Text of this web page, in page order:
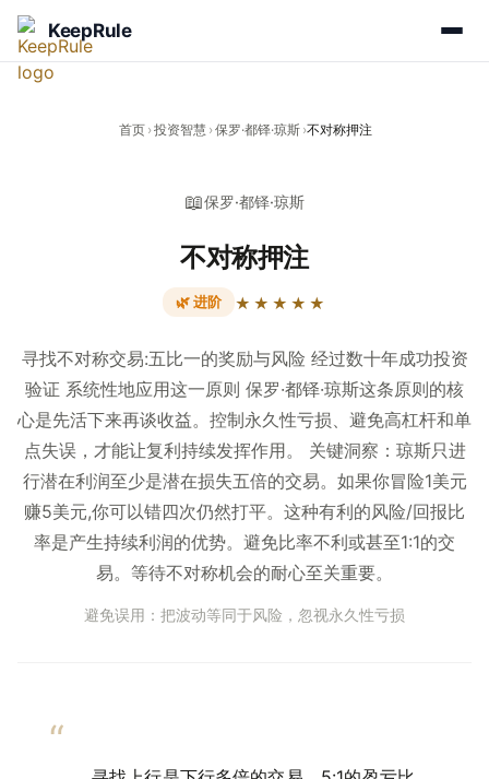
KeepRule
首页 ›投资智慧 ›保罗·都铎·琼斯 ›不对称押注
📖保罗·都铎·琼斯
不对称押注
🌿 进阶 ★★★★★
寻找不对称交易:五比一的奖励与风险 经过数十年成功投资
验证 系统性地应用这一原则 保罗·都铎·琼斯这条原则的核
心是先活下来再谈收益。控制永久性亏损、避免高杠杆和单
点失误，才能让复利持续发挥作用。 关键洞察：琼斯只进
行潜在利润至少是潜在损失五倍的交易。如果你冒险1美元
赚5美元,你可以错四次仍然打平。这种有利的风险/回报比
率是产生持续利润的优势。避免比率不利或甚至1:1的交
易。等待不对称机会的耐心至关重要。
避免误用：把波动等同于风险，忽视永久性亏损